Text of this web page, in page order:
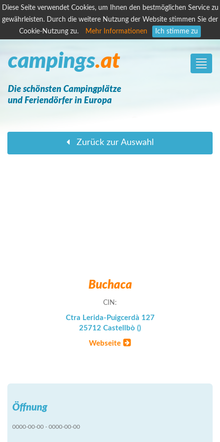
Diese Seite verwendet Cookies, um Ihnen den bestmöglichen Service zu
gewährleisten. Durch die weitere Nutzung der Website stimmen Sie der
Cookie-Nutzung zu.
Mehr Informationen Ich stimme zu
Toggle
campings.at
Die schönsten Campingplätze
und Feriendörfer in Europa
Zurück zur Auswahl
Buchaca
CIN:
Ctra Lerida-Puigcerdà 127
25712 Castellbò ()
Webseite
Öffnung
0000-00-00 - 0000-00-00